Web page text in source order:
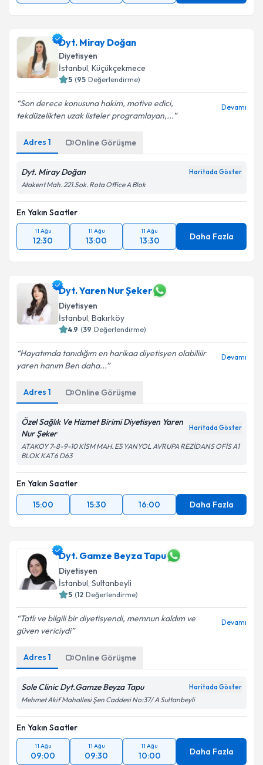
Dyt. Miray Doğan
Diyetisyen
İstanbul, Küçükçekmece
5 (95 Değerlendirme)
Son derece konusuna hakim, motive edici,
tekdüzelikten uzak listeler programlayan,...
Devamı
Adres 1 Online Görüşme
Dyt. Miray Doğan Haritada Göster
Atakent Mah. 221.Sok. Rota Office A Blok
En Yakın Saatler
11 Ağu
12:30
11 Ağu
13:00
11 Ağu
13:30 Daha Fazla
Dyt. Yaren Nur Şeker
Diyetisyen
İstanbul, Bakırköy
4.9 (39 Değerlendirme)
Hayatımda tanıdığım en harikaa diyetisyen olabiliiir
yaren hanım Ben daha...
Devamı
Adres 1 Online Görüşme
Özel Sağlık Ve Hizmet Birimi Diyetisyen Yaren
Nur Şeker
Haritada Göster
ATAKOY 7-8-9-10 KİSM MAH. E5 YANYOL AVRUPA REZİDANS OFİS A1
BLOK KAT6 D63
En Yakın Saatler
15:00
15:30 16:00 Daha Fazla
Dyt. Gamze Beyza Tapu
Diyetisyen
İstanbul, Sultanbeyli
5 (12 Değerlendirme)
Tatlı ve bilgili bir diyetisyendi, memnun kaldım ve
güven vericiydi
Devamı
Adres 1 Online Görüşme
Sole Clinic Dyt.Gamze Beyza Tapu Haritada Göster
Mehmet Akif Mahallesi Şen Caddesi No:37/ A Sultanbeyli
En Yakın Saatler
11 Ağu
09:00
11 Ağu
09:30
11 Ağu
10:00 Daha Fazla